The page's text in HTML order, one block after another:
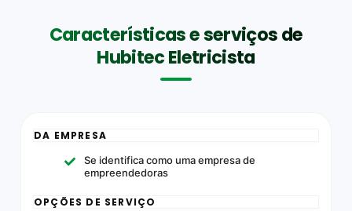
Características e serviços de
Hubitec Eletricista
DA EMPRESA
Se identifica como uma empresa de
empreendedoras
OPÇÕES DE SERVIÇO